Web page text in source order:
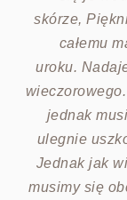
skórze,
całemu
uroku.
jednak
ulegnie
Jednak jak
musimy się